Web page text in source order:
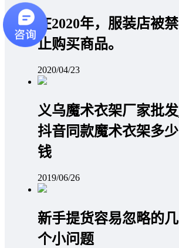
在2020年，服装店被禁
止购买商品。
2020/04/23
义乌魔术衣架厂家批发_
抖音同款魔术衣架多少
钱
2019/06/26
新手提货容易忽略的几
个小问题